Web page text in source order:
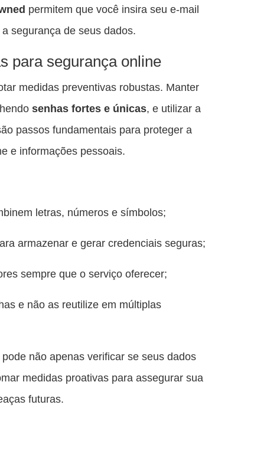
permitem que você insira seu e-mail
segurança de seus dados.
para segurança online
medidas preventivas robustas. Manter
senhas fortes e únicas, e utilizar a
passos fundamentais para proteger a
e informações pessoais.
letras, números e símbolos;
armazenar e gerar credenciais seguras;
sempre que o serviço oferecer;
e não as reutilize em múltiplas
não apenas verificar se seus dados
medidas proativas para assegurar sua
futuras.